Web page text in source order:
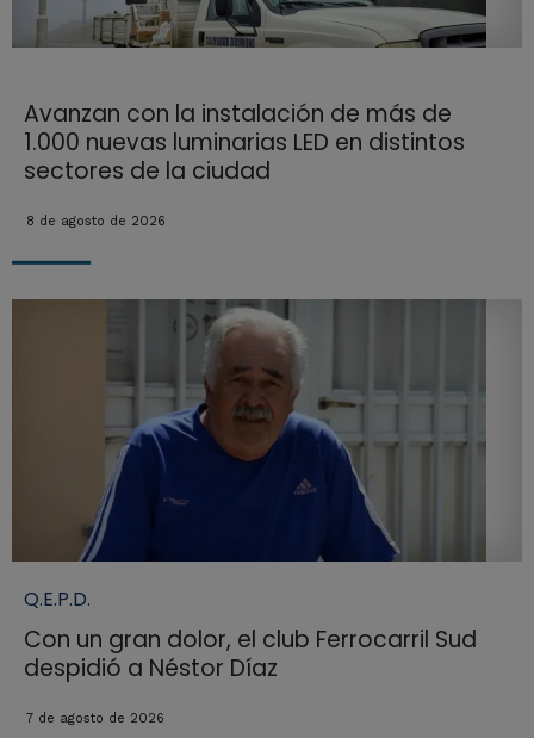
Avanzan con la instalación de más de
1.000 nuevas luminarias LED en distintos
sectores de la ciudad
8 de agosto de 2026
Q.E.P.D.
Con un gran dolor, el club Ferrocarril Sud
despidió a Néstor Díaz
7 de agosto de 2026